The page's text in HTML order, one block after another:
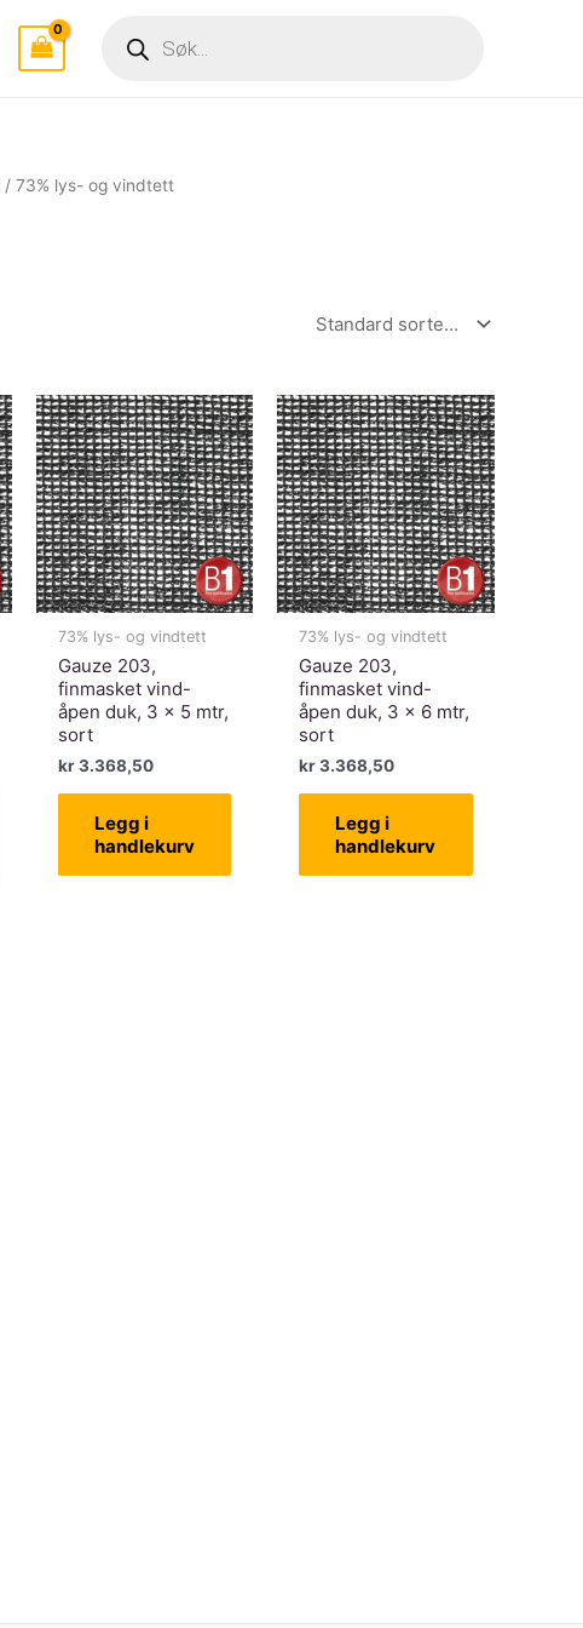
search
/ 73% lys- og vindtett
73% lys- og vindtett
Gauze 203,
finmasket vind-
åpen duk, 3 x 5 mtr,
sort
kr3.368,50
Legg i
handlekurv
73% lys- og vindtett
Gauze 203,
finmasket vind-
åpen duk, 3 x 6 mtr,
sort
kr3.368,50
Legg i
handlekurv